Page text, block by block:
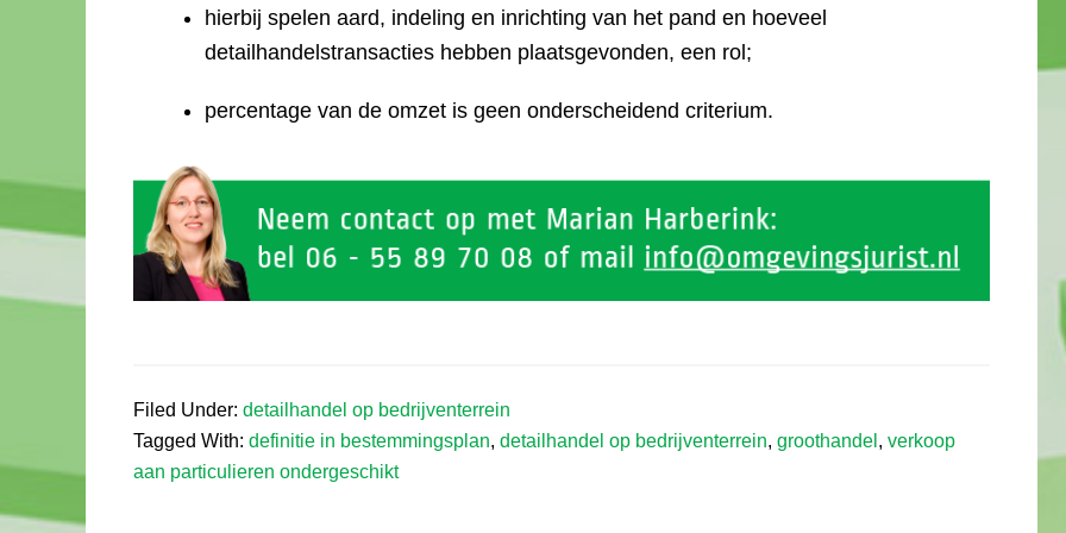
hierbij spelen aard, indeling en inrichting van het pand en hoeveel
detailhandelstransacties hebben plaatsgevonden, een rol;
percentage van de omzet is geen onderscheidend criterium.
Filed Under: detailhandel op bedrijventerrein
Tagged With: definitie in bestemmingsplan, detailhandel op bedrijventerrein, groothandel , verkoop
aan particulieren ondergeschikt